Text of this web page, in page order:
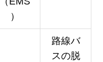
）
路線バ
スの脱